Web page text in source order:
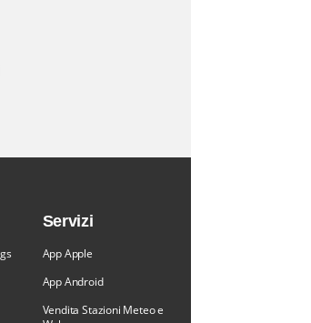
Servizi
App Apple
App Android
Vendita Stazioni Meteo e